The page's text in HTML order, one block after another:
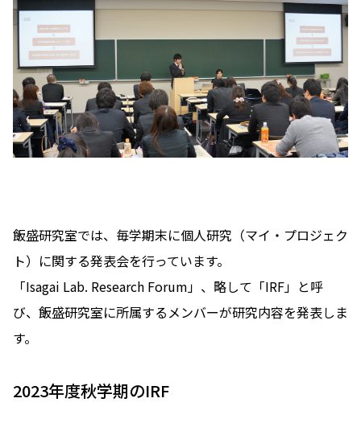
飯盛研究室では、毎学期末に個人研究（マイ・プロジェク
ト）に関する発表会を行っています。
「Isagai Lab. Research Forum」、略して「IRF」と呼
び、飯盛研究室に所属するメンバーが研究内容を発表しま
す。
2023年度秋学期のIRF